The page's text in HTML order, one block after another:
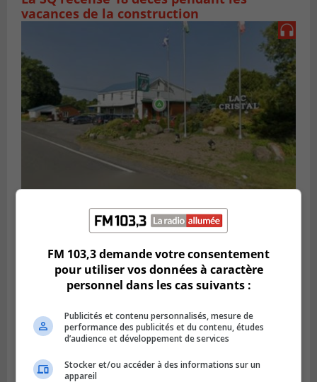
vacances de la construction
L’armée appelée à vérifier une grenade
trouvée dans un camping
FM 103,3 demande votre consentement
pour utiliser vos données à caractère
personnel dans les cas suivants :
Publicités et contenu personnalisés, mesure de
performance des publicités et du contenu, études
d’audience et développement de services
Stocker et/ou accéder à des informations sur un
appareil